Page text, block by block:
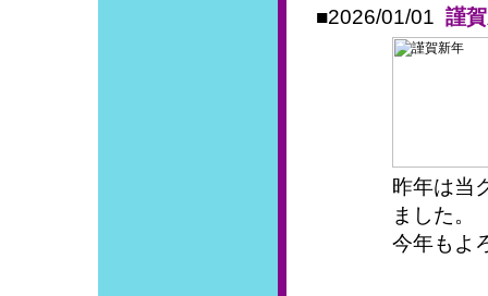
■2026/01/01 謹
昨年は当
ました。
今年もよ